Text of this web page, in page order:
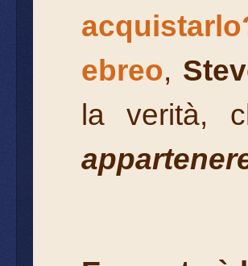
ebreo,
la verità,